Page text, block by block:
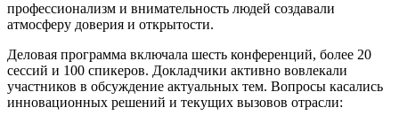
профессионализм и внимательность людей создавали
атмосферу доверия и открытости.
Деловая программа включала шесть конференций, более 20
сессий и 100 спикеров. Докладчики активно вовлекали
участников в обсуждение актуальных тем. Вопросы касались
инновационных решений и текущих вызовов отрасли: